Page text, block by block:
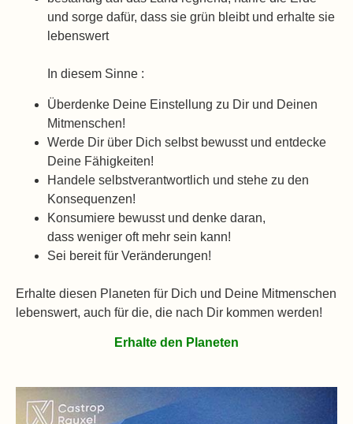
und sorge dafür, dass sie grün bleibt und erhalte sie
lebenswert
In diesem Sinne :
Überdenke Deine Einstellung zu Dir und Deinen
Mitmenschen!
Werde Dir über Dich selbst bewusst und entdecke
Deine Fähigkeiten!
Handele selbstverantwortlich und stehe zu den
Konsequenzen!
Konsumiere bewusst und denke daran,
dass weniger oft mehr sein kann!
Sei bereit für Veränderungen!
Erhalte diesen Planeten für Dich und Deine Mitmenschen
lebenswert, auch für die, die nach Dir kommen werden!
Erhalte den Planeten